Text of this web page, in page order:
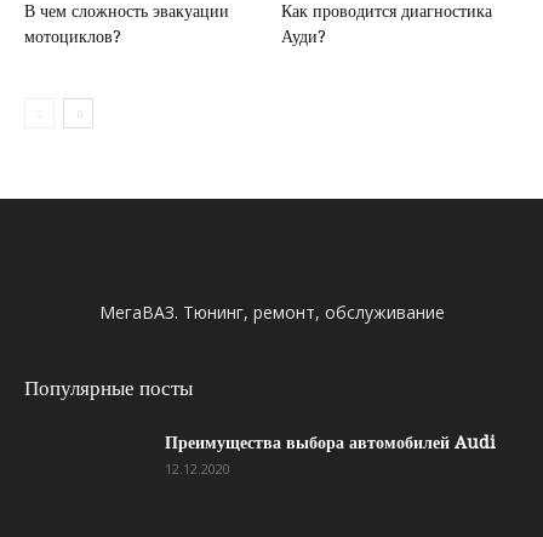
В чем сложность эвакуации
мотоциклов?
Как проводится диагностика
Ауди?
МегаВАЗ. Тюнинг, ремонт, обслуживание
Популярные посты
Преимущества выбора автомобилей Audi
12.12.2020